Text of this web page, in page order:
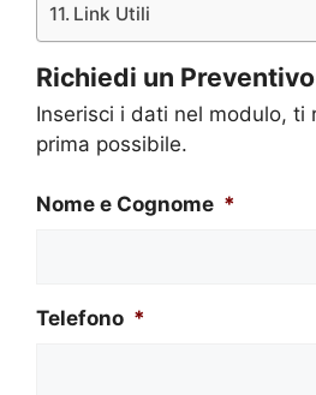
Link Utili
Richiedi un Preventivo
Inserisci i dati nel modulo, ti
prima possibile.
Nome e Cognome *
Telefono *